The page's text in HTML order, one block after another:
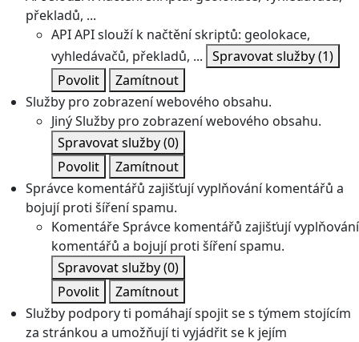
překladů, ...
APIAPI slouží k načtění skriptů: geolokace,
vyhledávačů, překladů, ... Spravovat služby(1)
Povolit
Zamítnout
Služby pro zobrazení webového obsahu.
JinýSlužby pro zobrazení webového obsahu.
Spravovat služby(0)
Povolit
Zamítnout
Správce komentářů zajišťují vyplňování komentářů a
bojují proti šíření spamu.
KomentářeSprávce komentářů zajišťují vyplňování
komentářů a bojují proti šíření spamu.
Spravovat služby(0)
Povolit
Zamítnout
Služby podpory ti pomáhají spojit se s týmem stojícím
za stránkou a umožňují ti vyjádřit se k jejím